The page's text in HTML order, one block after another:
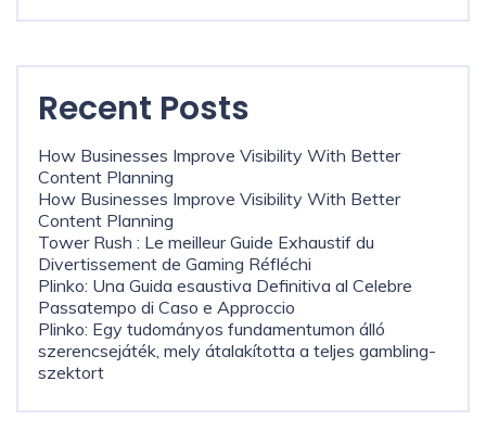
Recent Posts
How Businesses Improve Visibility With Better
Content Planning
How Businesses Improve Visibility With Better
Content Planning
Tower Rush : Le meilleur Guide Exhaustif du
Divertissement de Gaming Réfléchi
Plinko: Una Guida esaustiva Definitiva al Celebre
Passatempo di Caso e Approccio
Plinko: Egy tudományos fundamentumon álló
szerencsejáték, mely átalakította a teljes gambling-
szektort